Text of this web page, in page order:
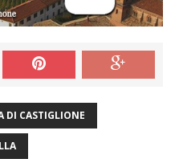
DI CASTIGLIONE